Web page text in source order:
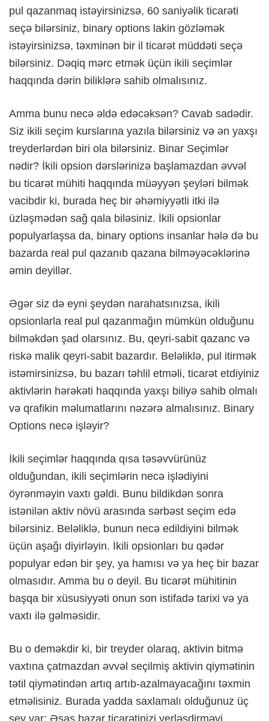
pul qazanmaq istəyirsinizsə, 60 saniyəlik ticarəti
seçə bilərsiniz, binary options lakin gözləmək
istəyirsinizsə, təxminən bir il ticarət müddəti seçə
bilərsiniz. Dəqiq mərc etmək üçün ikili seçimlər
haqqında dərin biliklərə sahib olmalısınız.
Amma bunu necə əldə edəcəksən? Cavab sadədir.
Siz ikili seçim kurslarına yazıla bilərsiniz və ən yaxşı
treyderlərdən biri ola bilərsiniz. Binar Seçimlər
nədir? İkili opsion dərslərinizə başlamazdan əvvəl
bu ticarət mühiti haqqında müəyyən şeyləri bilmək
vacibdir ki, burada heç bir əhəmiyyətli itki ilə
üzləşmədən sağ qala biləsiniz. İkili opsionlar
populyarlaşsa da, binary options insanlar hələ də bu
bazarda real pul qazanıb qazana bilməyəcəklərinə
əmin deyillər.
Əgər siz də eyni şeydən narahatsınızsa, ikili
opsionlarla real pul qazanmağın mümkün olduğunu
bilməkdən şad olarsınız. Bu, qeyri-sabit qazanc və
riskə malik qeyri-sabit bazardır. Beləliklə, pul itirmək
istəmirsinizsə, bu bazarı təhlil etməli, ticarət etdiyiniz
aktivlərin hərəkəti haqqında yaxşı biliyə sahib olmalı
və qrafikin məlumatlarını nəzərə almalısınız. Binary
Options necə işləyir?
İkili seçimlər haqqında qısa təsəvvürünüz
olduğundan, ikili seçimlərin necə işlədiyini
öyrənməyin vaxtı gəldi. Bunu bildikdən sonra
istənilən aktiv növü arasında sərbəst seçim edə
bilərsiniz. Beləliklə, bunun necə edildiyini bilmək
üçün aşağı diyirləyin. İkili opsionları bu qədər
populyar edən bir şey, ya hamısı və ya heç bir bazar
olmasıdır. Amma bu o deyil. Bu ticarət mühitinin
başqa bir xüsusiyyəti onun son istifadə tarixi və ya
vaxtı ilə gəlməsidir.
Bu o deməkdir ki, bir treyder olaraq, aktivin bitmə
vaxtına çatmazdan əvvəl seçilmiş aktivin qiymətinin
tətil qiymətindən artıq artıb-azalmayacağını təxmin
etməlisiniz. Burada yadda saxlamalı olduğunuz üç
şey var: Əsas bazar ticarətinizi yerləşdirməyi